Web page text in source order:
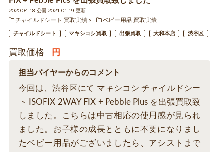
2020.04.18 公開 2021.01.19 更新
チャイルドシート 買取実績
ベビー用品 買取実績
チャイルドシート マキシコシ買取 出張買取 大和本店 渋谷区
買取価格 円
担当バイヤーからのコメント
今回は、渋谷区にて マキシコシ チャイルドシー
ト ISOFIX 2WAY FIX + Pebble Plus を出張買取致
しました。こちらは中古相応の使用感が見られ
ました。お子様の成長とともに不要になりまし
たベビー用品がございましたら、アシストまで